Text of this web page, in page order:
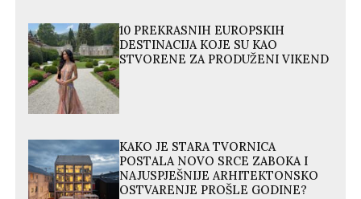
10 PREKRASNIH EUROPSKIH
DESTINACIJA KOJE SU KAO
STVORENE ZA PRODUŽENI VIKEND
KAKO JE STARA TVORNICA
POSTALA NOVO SRCE ZABOKA I
NAJUSPJEŠNIJE ARHITEKTONSKO
OSTVARENJE PROŠLE GODINE?